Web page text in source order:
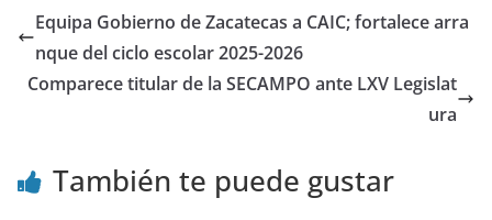
Equipa Gobierno de Zacatecas a CAIC; fortalece arra
nque del ciclo escolar 2025-2026
Comparece titular de la SECAMPO ante LXV Legislat
ura
También te puede gustar